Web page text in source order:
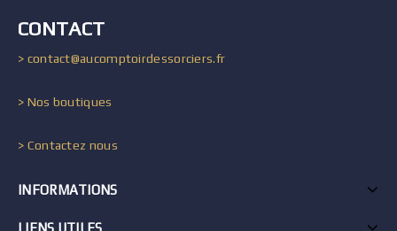
CONTACT
> contact@aucomptoirdessorciers.fr
> Nos boutiques
> Contactez nous
INFORMATIONS